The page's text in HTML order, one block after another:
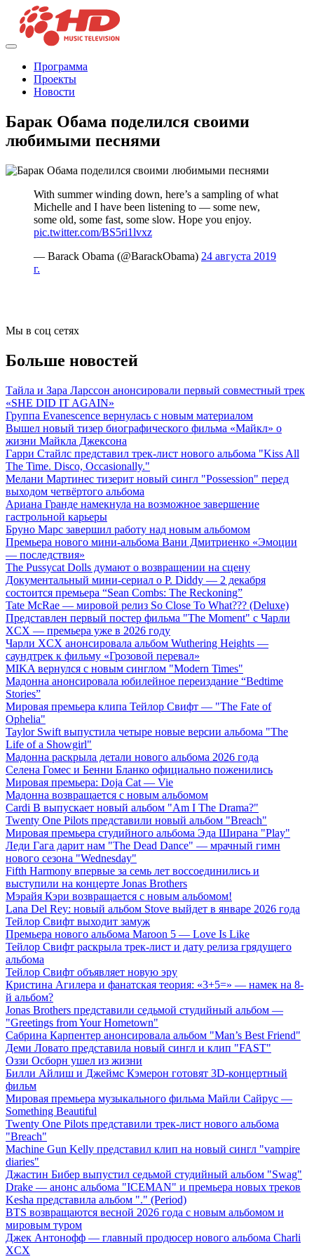
Программа
Проекты
Новости
Барак Обама поделился своими
любимыми песнями
With summer winding down, here’s a sampling of what
Michelle and I have been listening to — some new,
some old, some fast, some slow. Hope you enjoy.
pic.twitter.com/BS5ri1lvxz
— Barack Obama (@BarackObama) 24 августа 2019
г.
Мы в соц сетях
Больше новостей
Тайла и Зара Ларссон анонсировали первый совместный трек
«SHE DID IT AGAIN»
Группа Evanescence вернулась с новым материалом
Вышел новый тизер биографического фильма «Майкл» о
жизни Майкла Джексона
Гарри Стайлс представил трек-лист нового альбома "Kiss All
The Time. Disco, Occasionally."
Мелани Мартинес тизерит новый сингл "Possession" перед
выходом четвёртого альбома
Ариана Гранде намекнула на возможное завершение
гастрольной карьеры
Бруно Марс завершил работу над новым альбомом
Премьера нового мини-альбома Вани Дмитриенко «Эмоции
— последствия»
The Pussycat Dolls думают о возвращении на сцену
Документальный мини-сериал о P. Diddy — 2 декабря
состоится премьера “Sean Combs: The Reckoning”
Tate McRae — мировой релиз So Close To What??? (Deluxe)
Представлен первый постер фильма "The Moment" с Чарли
XCX — премьера уже в 2026 году
Чарли XCX анонсировала альбом Wuthering Heights —
саундтрек к фильму «Грозовой перевал»
MIKA вернулся с новым синглом "Modern Times"
Мадонна анонсировала юбилейное переиздание “Bedtime
Stories”
Мировая премьера клипа Тейлор Свифт — "The Fate of
Ophelia"
Taylor Swift выпустила четыре новые версии альбома "The
Life of a Showgirl"
Мадонна раскрыла детали нового альбома 2026 года
Селена Гомес и Бенни Бланко официально поженились
Мировая премьера: Doja Cat — Vie
Мадонна возвращается с новым альбомом
Cardi B выпускает новый альбом "Am I The Drama?"
Twenty One Pilots представили новый альбом "Breach"
Мировая премьера студийного альбома Эда Ширана "Play"
Леди Гага дарит нам "The Dead Dance" — мрачный гимн
нового сезона "Wednesday"
Fifth Harmony впервые за семь лет воссоединились и
выступили на концерте Jonas Brothers
Мэрайя Кэри возвращается с новым альбомом!
Lana Del Rey: новый альбом Stove выйдет в январе 2026 года
Тейлор Свифт выходит замуж
Премьера нового альбома Maroon 5 — Love Is Like
Тейлор Свифт раскрыла трек-лист и дату релиза грядущего
альбома
Тейлор Свифт объявляет новую эру
Кристина Агилера и фанатская теория: «3+5=» — намек на 8-
й альбом?
Jonas Brothers представили седьмой студийный альбом —
"Greetings from Your Hometown"
Сабрина Карпентер анонсировала альбом "Man’s Best Friend"
Деми Ловато представила новый сингл и клип "FAST"
Оззи Осборн ушел из жизни
Билли Айлиш и Джеймс Кэмерон готовят 3D-концертный
фильм
Мировая премьера музыкального фильма Майли Сайрус —
Something Beautiful
Twenty One Pilots представили трек-лист нового альбома
"Breach"
Machine Gun Kelly представил клип на новый сингл "vampire
diaries"
Джастин Бибер выпустил седьмой студийный альбом "Swag"
Drake — анонс альбома "ICEMAN" и премьера новых треков
Kesha представила альбом "." (Period)
BTS возвращаются весной 2026 года с новым альбомом и
мировым туром
Джек Антонофф — главный продюсер нового альбома Charli
XCX